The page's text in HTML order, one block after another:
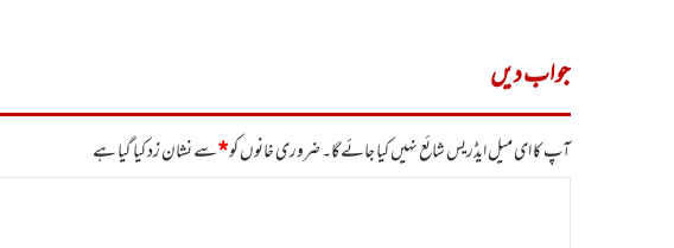
جواب دیں
آپ کا ای میل ایڈریس شائع نہیں کیا جائے گا۔ضروری خانوں کو*سے نشان زد کیا گیا ہے